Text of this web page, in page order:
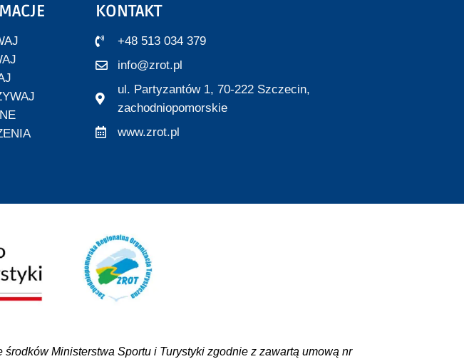
KONTAKT
+48 513 034 379
info@zrot.pl
ul. Partyzantów 1, 70-222 Szczecin,
zachodniopomorskie
www.zrot.pl
Ministerstwa Sportu i Turystyki zgodnie z zawartą umową nr